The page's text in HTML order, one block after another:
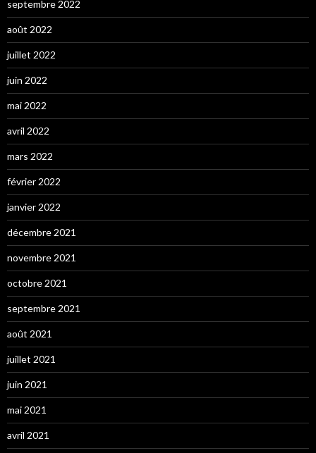
septembre 2022
août 2022
juillet 2022
juin 2022
mai 2022
avril 2022
mars 2022
février 2022
janvier 2022
décembre 2021
novembre 2021
octobre 2021
septembre 2021
août 2021
juillet 2021
juin 2021
mai 2021
avril 2021